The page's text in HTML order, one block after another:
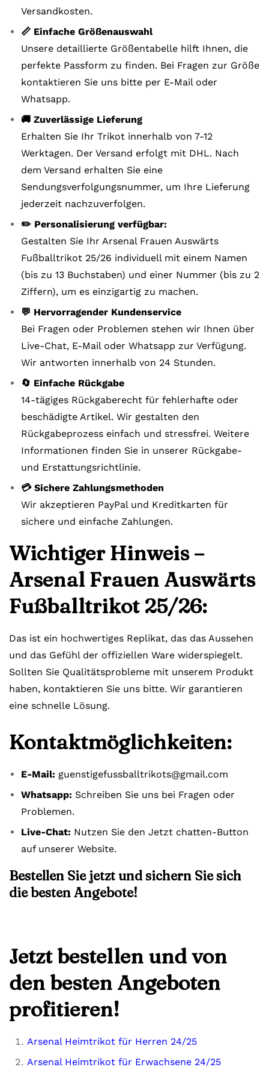
Versandkosten.
📏 Einfache Größenauswahl
Unsere detaillierte Größentabelle hilft Ihnen, die
perfekte Passform zu finden. Bei Fragen zur Größe
kontaktieren Sie uns bitte per E-Mail oder
Whatsapp.
🚚 Zuverlässige Lieferung
Erhalten Sie Ihr Trikot innerhalb von 7-12
Werktagen. Der Versand erfolgt mit DHL. Nach
dem Versand erhalten Sie eine
Sendungsverfolgungsnummer, um Ihre Lieferung
jederzeit nachzuverfolgen.
✏️ Personalisierung verfügbar:
Gestalten Sie Ihr Arsenal Frauen Auswärts
Fußballtrikot 25/26 individuell mit einem Namen
(bis zu 13 Buchstaben) und einer Nummer (bis zu 2
Ziffern), um es einzigartig zu machen.
💬 Hervorragender Kundenservice
Bei Fragen oder Problemen stehen wir Ihnen über
Live-Chat, E-Mail oder Whatsapp zur Verfügung.
Wir antworten innerhalb von 24 Stunden.
🔄 Einfache Rückgabe
14-tägiges Rückgaberecht für fehlerhafte oder
beschädigte Artikel. Wir gestalten den
Rückgabeprozess einfach und stressfrei. Weitere
Informationen finden Sie in unserer Rückgabe-
und Erstattungsrichtlinie.
💳 Sichere Zahlungsmethoden
Wir akzeptieren PayPal und Kreditkarten für
sichere und einfache Zahlungen.
Wichtiger Hinweis –
Arsenal Frauen Auswärts
Fußballtrikot 25/26:
Das ist ein hochwertiges Replikat, das das Aussehen
und das Gefühl der offiziellen Ware widerspiegelt.
Sollten Sie Qualitätsprobleme mit unserem Produkt
haben, kontaktieren Sie uns bitte. Wir garantieren
eine schnelle Lösung.
Kontaktmöglichkeiten:
E-Mail: guenstigefussballtrikots@gmail.com
Whatsapp: Schreiben Sie uns bei Fragen oder
Problemen.
Live-Chat: Nutzen Sie den Jetzt chatten-Button
auf unserer Website.
Bestellen Sie jetzt und sichern Sie sich
die besten Angebote!
Jetzt bestellen und von
den besten Angeboten
profitieren!
Arsenal Heimtrikot für Herren 24/25
Arsenal Heimtrikot für Erwachsene 24/25